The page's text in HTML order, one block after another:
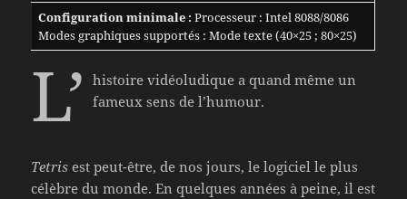
Configuration minimale : Processeur : Intel 8088/8086
Modes graphiques supportés : Mode texte (40×25 ; 80×25)
L’ histoire vidéoludique a quand même un
fameux sens de l’humour.
Tetris est peut-être, de nos jours, le logiciel le plus
célèbre du monde. En quelques années à peine, il est